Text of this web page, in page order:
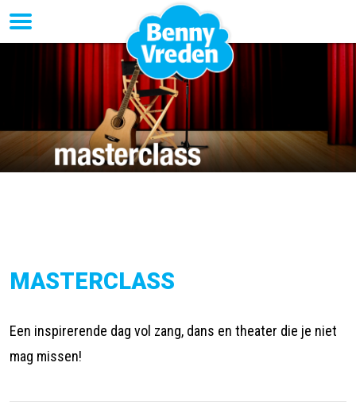
MASTERCLASS
Een inspirerende dag vol zang, dans en theater die je niet
mag missen!